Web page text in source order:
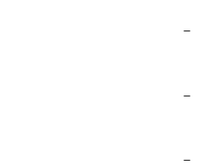
με Φούρνο
(Alfatherm)
(StarStoves)
(ΟΒΕΛ)
Αερόθερμες (Agorastos)